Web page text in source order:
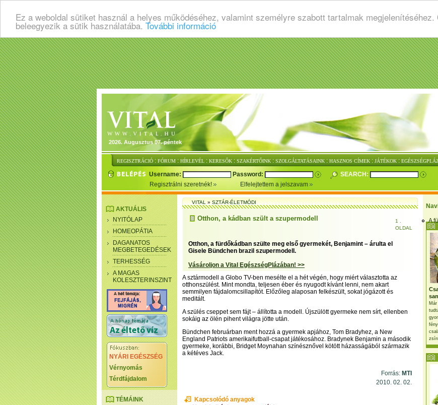
Ez a weboldal sütiket használ a helyes működéséhez, valamint személyre szabott tartalmak
beleegyezik a sütik használatába. További információ
2026. Augusztus 07. péntek
REGISZTRÁCIÓ : FÓRUM : HÍRLEVÉL : KERESŐK : SZAKÉRTŐINK : SZOLGÁLTATÁSAINK : HASZNOS CÍMEK : JÁTÉKOK :
Username: Password:
SEARCH:
Regisztrálni szeretnék!
Elfelejtettem a jelszavam
A
AKTUÁLIS
NYITÓLAP
HOMEOPÁTIA
DAGANATOS
MEGBETEGEDÉSEK
TERHESSÉG
A MAGAS
KOLESZTERINSZINT
NYÁRI EGÉSZSÉG
Vérnyomás
Térdfájdalom
TÉMÁINK
VITAL»SZTÁR-ÉLETMÓDI
Otthon, a kádban szült a szupermodell
1 .
OLDAL
Otthon, a fürdőkádban szülte meg első gyermekét, Benjamint – árulta el
Gisele Bündchen brazil szupermodell.
Vásároljon a Vital EgészségPlázában! >>
A sztármodell a Globo TV-ben mesélte el a hét végén, hogy miért választotta az
otthonszülést. Mint mondta, teljesen éber és nyugodt kívánt lenni, nem akart
semmilyen fájdalomcsillapítót. Előzőleg alaposan felkészült, sokat jógázott és
meditált.
A szülés cseppet sem fájt – állította a modell. Újszülött gyermeke nem sírt, ellenben
sokáig az ölén pihent világra jötte után.
Bündchen februárban ment hozzá a gyermek apjához, Tom Bradyhez, a New
England Patriots amerikaifutball-csapat játékosához. Bradynek Benjamin a második
gyermeke, korábbi, Bridget Moynahan színésznővel kötött házasságából származik
a kétéves Jack.
Forrás: MTI
2010. 02. 02.
Kapcsolódó anyagok